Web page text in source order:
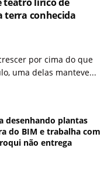
terra conhecida
por cima do que
uma delas manteve...
desenhando plantas
do BIM e trabalha com
não entrega